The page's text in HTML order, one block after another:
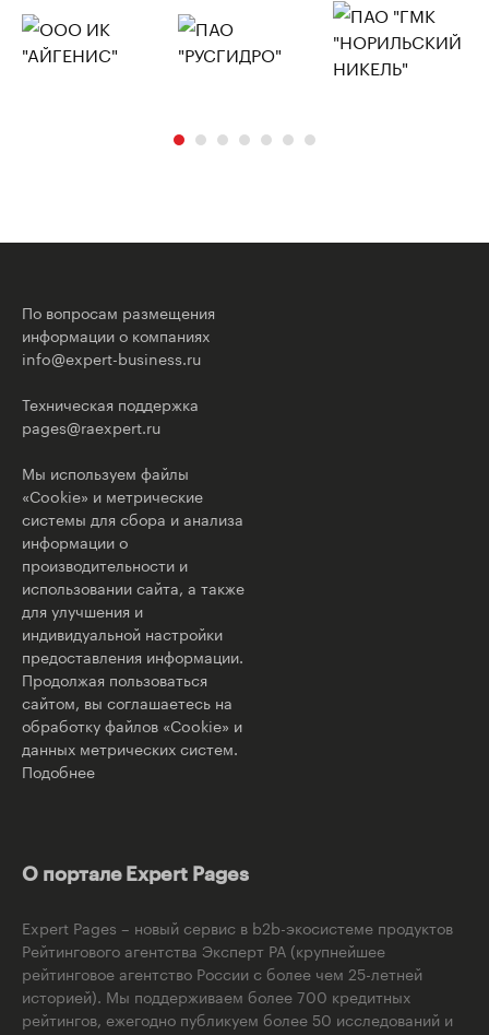
По вопросам размещения
информации о компаниях
info@expert-business.ru
Техническая поддержка
pages@raexpert.ru
Мы используем файлы
«Cookie» и метрические
системы для сбора и анализа
информации о
производительности и
использовании сайта, а также
для улучшения и
индивидуальной настройки
предоставления информации.
Продолжая пользоваться
сайтом, вы соглашаетесь на
обработку файлов «Cookie» и
данных метрических систем.
Подобнее
О портале Expert Pages
Expert Pages – новый сервис в b2b-экосистеме продуктов
Рейтингового агентства Эксперт РА (крупнейшее
рейтинговое агентство России с более чем 25-летней
историей). Мы поддерживаем более 700 кредитных
рейтингов, ежегодно публикуем более 50 исследований и